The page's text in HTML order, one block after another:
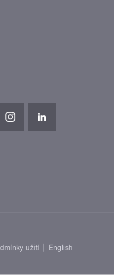
užití
English